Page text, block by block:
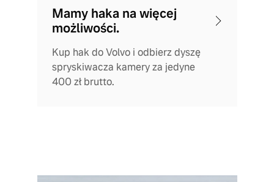
Mamy haka na więcej
możliwości.
Kup hak do Volvo i odbierz dyszę
spryskiwacza kamery za jedyne
400 zł brutto.